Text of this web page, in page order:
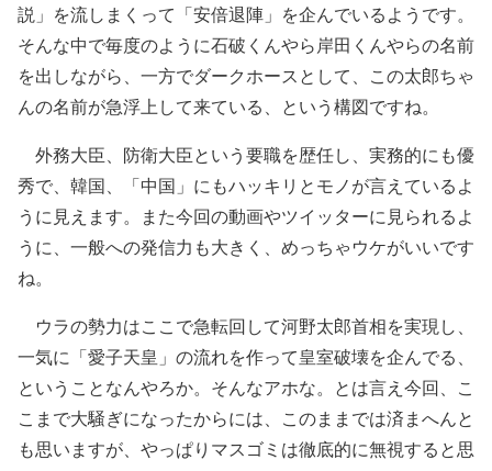
説」を流しまくって「安倍退陣」を企んでいるようです。
そんな中で毎度のように石破くんやら岸田くんやらの名前
を出しながら、一方でダークホースとして、この太郎ちゃ
んの名前が急浮上して来ている、という構図ですね。
外務大臣、防衛大臣という要職を歴任し、実務的にも優
秀で、韓国、「中国」にもハッキリとモノが言えているよ
うに見えます。また今回の動画やツイッターに見られるよ
うに、一般への発信力も大きく、めっちゃウケがいいです
ね。
ウラの勢力はここで急転回して河野太郎首相を実現し、
一気に「愛子天皇」の流れを作って皇室破壊を企んでる、
ということなんやろか。そんなアホな。とは言え今回、こ
こまで大騒ぎになったからには、このままでは済まへんと
も思いますが、やっぱりマスゴミは徹底的に無視すると思